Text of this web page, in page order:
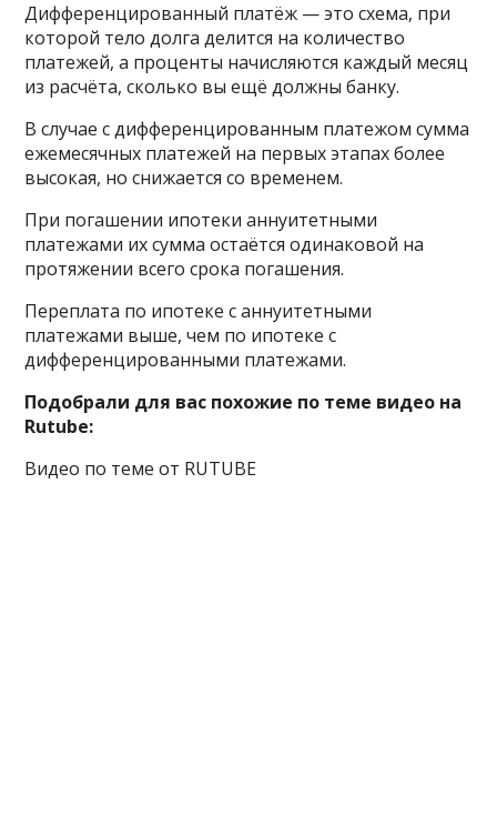
Дифференцированный платёж — это схема, при
которой тело долга делится на количество
платежей, а проценты начисляются каждый месяц
из расчёта, сколько вы ещё должны банку.
В случае с дифференцированным платежом сумма
ежемесячных платежей на первых этапах более
высокая, но снижается со временем.
При погашении ипотеки аннуитетными
платежами их сумма остаётся одинаковой на
протяжении всего срока погашения.
Переплата по ипотеке с аннуитетными
платежами выше, чем по ипотеке с
дифференцированными платежами.
Подобрали для вас похожие по теме видео на
Rutube:
Видео по теме от RUTUBE